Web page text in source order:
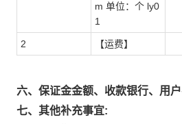
m 单位：个 ly0
1
2 【运费】
六、保证金金额、收款银行、用
七、其他补充事宜: